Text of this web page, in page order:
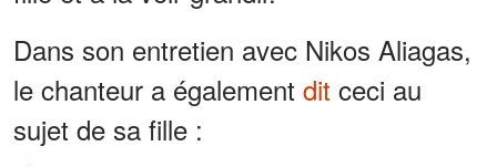
Dans son entretien avec Nikos Aliagas,
le chanteur a également dit ceci au
sujet de sa fille :